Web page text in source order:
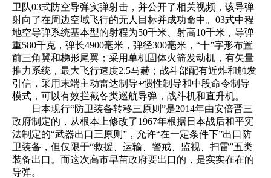
卫队03式防空导弹实弹射击，并公开了相关视频，该导弹
射向了在周边空域飞行的无人目标并成功命中。03式中程
地空导弹系统基本型的射程为50千米、射高10千米，导弹
重580千克，弹长4900毫米，弹径300毫米，“十”字形布置
前三角翼和梯形尾翼；采用单机固体火箭发动机，有矢量
推力系统，最大飞行速度2.5马赫；战斗部配有近炸和触发
引信，采用末端主动雷达制导+惯性制导和中段命令制导
模式，可以有效拦截各类巡航导弹，战斗机和直升机。
日本现行“防卫装备转移三原则”是2014年由安倍晋三
政府制定的，从根本上修改了1967年根据日本战后和平宪
法制定的“武器出口三原则”，允许“在一定条件下”出口防
卫装备，但仅限于“救援、运输、警戒、监视、扫雷”五类
装备出口。而这次高市早苗政府要出口的，是实实在在的
导弹。